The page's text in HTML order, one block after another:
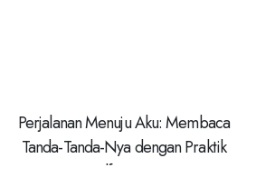
Perjalanan Menuju Aku: Membaca
Tanda-Tanda-Nya dengan Praktik
Self-Inquiry